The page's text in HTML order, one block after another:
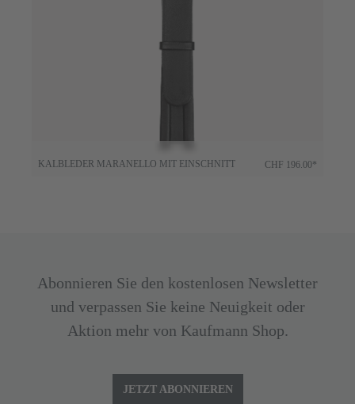
KALBLEDER MARANELLO MIT EINSCHNITT CHF 196.00*
Abonnieren Sie den kostenlosen Newsletter
und verpassen Sie keine Neuigkeit oder
Aktion mehr von Kaufmann Shop.
JETZT ABONNIEREN